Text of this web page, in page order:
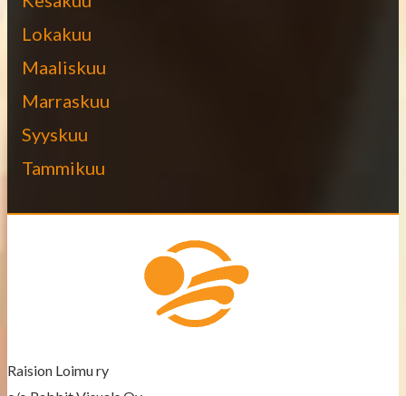
Lokakuu
Maaliskuu
Marraskuu
Syyskuu
Tammikuu
Raision Loimu ry